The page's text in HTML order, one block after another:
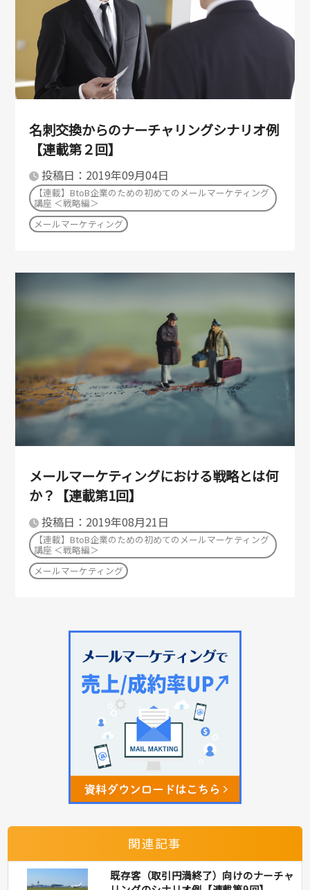
名刺交換からのナーチャリングシナリオ例
【連載第２回】
投稿日：2019年09月04日
【連載】BtoB企業のための初めてのメールマーケティング
講座 ＜戦略編＞
メールマーケティング
メールマーケティングにおける戦略とは何
か？【連載第1回】
投稿日：2019年08月21日
【連載】BtoB企業のための初めてのメールマーケティング
講座 ＜戦略編＞
メールマーケティング
関連記事
既存客（取引円満終了）向けのナーチャ